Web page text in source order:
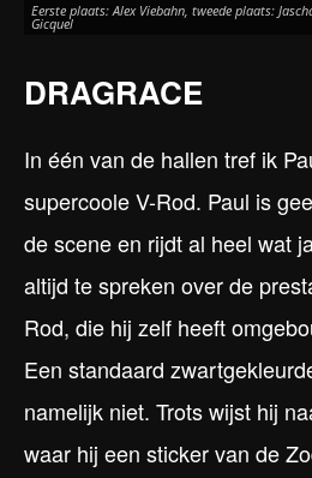
Eerste plaats: Alex Viebahn, tweede plaats:
Gicquel
DRAGRACE
In één van de hallen tref ik
supercoole V-Rod. Paul is
de scene en rijdt al heel wat
altijd te spreken over de
Rod, die hij zelf heeft
Een standaard
namelijk niet. Trots wijst hij
waar hij een sticker van de